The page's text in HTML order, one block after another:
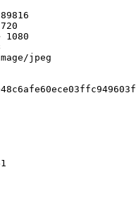
1080
jpeg